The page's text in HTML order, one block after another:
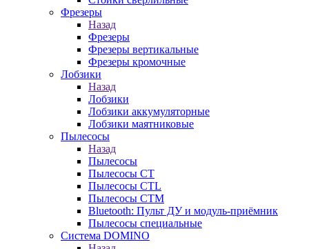
Фрезеры
Назад
Фрезеры
Фрезеры вертикальные
Фрезеры кромочные
Лобзики
Назад
Лобзики
Лобзики аккумуляторные
Лобзики маятниковые
Пылесосы
Назад
Пылесосы
Пылесосы CT
Пылесосы CTL
Пылесосы CTM
Bluetooth: Пульт ДУ и модуль-приёмник
Пылесосы специальные
Система DOMINO